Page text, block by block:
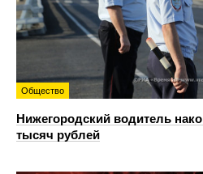
Общество
Нижегородский водитель
тысяч рублей